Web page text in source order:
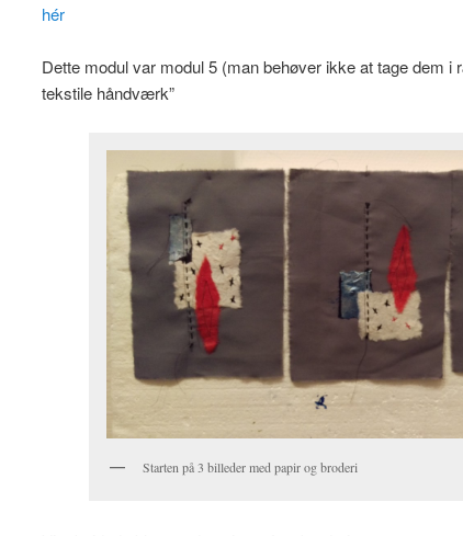
hér
Dette modul var modul 5 (man behøver ikke at tage dem i
tekstile håndværk”
Starten på 3 billeder med papir og broderi